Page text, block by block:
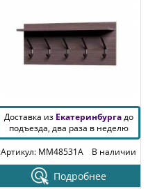
Доставка из Екатеринбургадо
подъезда, два раза в неделю
Артикул: MM48531A
В наличии
Подробнее